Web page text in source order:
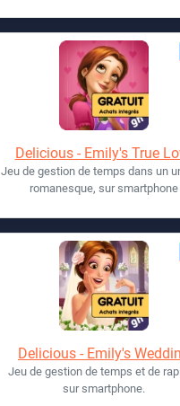
Delicious - Emily's True
Jeu de gestion de temps dans un
romanesque, sur smartphone
Delicious - Emily's
Jeu de gestion de temps et de
sur smartphone.